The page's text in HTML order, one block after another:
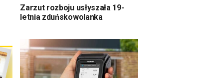
Zarzut rozboju usłyszała 19-
letnia zduńskowolanka